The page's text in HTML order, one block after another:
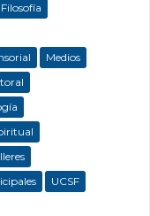
Filosofía
Medios
UCSF